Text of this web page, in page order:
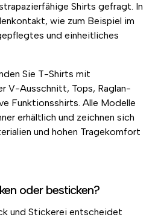
Shirts gefragt. In
wie zum Beispiel im
und einheitliches
Sie T-Shirts mit
V-Ausschnitt, Tops, Raglan-
Funktionsshirts. Alle Modelle
erhältlich und zeichnen sich
und hohen Tragekomfort
oder besticken?
und Stickerei entscheidet